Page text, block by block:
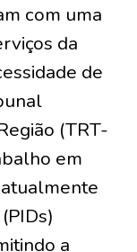
com uma
da
de
(TRT-
em
a